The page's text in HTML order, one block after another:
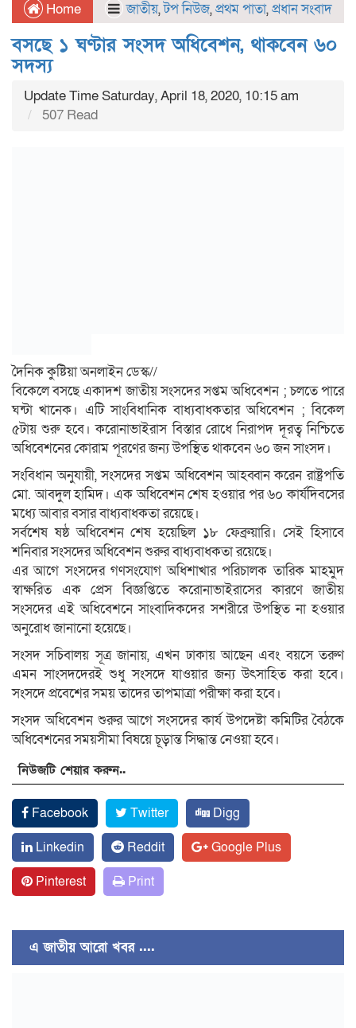
Home জাতীয়,টপ নিউজ,প্রথম পাতা,প্রধান সংবাদ
বসছে ১ ঘণ্টার সংসদ অধিবেশন, থাকবেন ৬০
সদস্য
Update Time Saturday, April 18, 2020, 10:15 am
507 Read
দৈনিক কুষ্টিয়া অনলাইন ডেস্ক//
বিকেলে বসছে একাদশ জাতীয় সংসদের সপ্তম অধিবেশন ; চলতে পারে
ঘন্টা খানেক। এটি সাংবিধানিক বাধ্যবাধকতার অধিবেশন ; বিকেল
৫টায় শুরু হবে। করোনাভাইরাস বিস্তার রোধে নিরাপদ দূরত্ব নিশ্চিতে
অধিবেশনের কোরাম পূরণের জন্য উপস্থিত থাকবেন ৬০ জন সাংসদ।
সংবিধান অনুযায়ী, সংসদের সপ্তম অধিবেশন আহব্বান করেন রাষ্ট্রপতি
মো. আবদুল হামিদ। এক অধিবেশন শেষ হওয়ার পর ৬০ কার্যদিবসের
মধ্যে আবার বসার বাধ্যবাধকতা রয়েছে।
সর্বশেষ ষষ্ঠ অধিবেশন শেষ হয়েছিল ১৮ ফেব্রুয়ারি। সেই হিসাবে
শনিবার সংসদের অধিবেশন শুরুর বাধ্যবাধকতা রয়েছে।
এর আগে সংসদের গণসংযোগ অধিশাখার পরিচালক তারিক মাহমুদ
স্বাক্ষরিত এক প্রেস বিজ্ঞপ্তিতে করোনাভাইরাসের কারণে জাতীয়
সংসদের এই অধিবেশনে সাংবাদিকদের সশরীরে উপস্থিত না হওয়ার
অনুরোধ জানানো হয়েছে।
সংসদ সচিবালয় সূত্র জানায়, এখন ঢাকায় আছেন এবং বয়সে তরুণ
এমন সাংসদদেরই শুধু সংসদে যাওয়ার জন্য উৎসাহিত করা হবে।
সংসদে প্রবেশের সময় তাদের তাপমাত্রা পরীক্ষা করা হবে।
সংসদ অধিবেশন শুরুর আগে সংসদের কার্য উপদেষ্টা কমিটির বৈঠকে
অধিবেশনের সময়সীমা বিষয়ে চূড়ান্ত সিদ্ধান্ত নেওয়া হবে।
নিউজটি শেয়ার করুন..
Facebook Twitter
Digg
Linkedin
Reddit
Google Plus
Pinterest
Print
এ জাতীয় আরো খবর ....